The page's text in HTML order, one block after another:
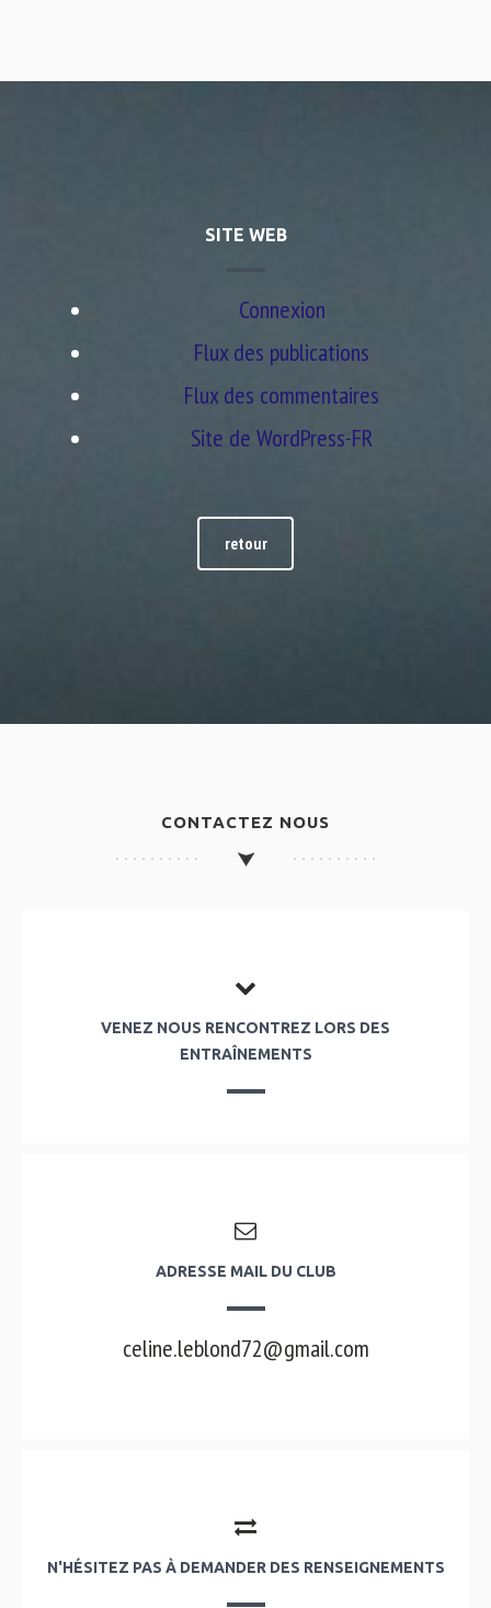
SITE WEB
Connexion
Flux des publications
Flux des commentaires
Site de WordPress-FR
retour
CONTACTEZ NOUS
VENEZ NOUS RENCONTREZ LORS DES
ENTRAÎNEMENTS
ADRESSE MAIL DU CLUB
celine.leblond72@gmail.com
N'HÉSITEZ PAS À DEMANDER DES RENSEIGNEMENTS